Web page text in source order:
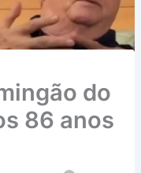
do
86 anos